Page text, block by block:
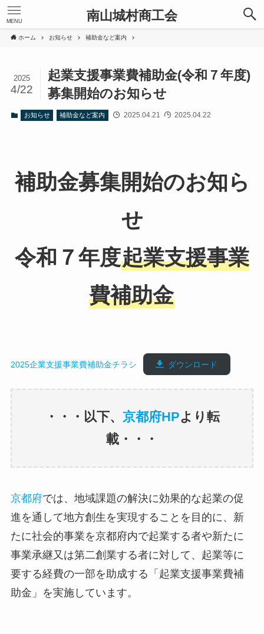
南山城村商工会
MENU
ホーム お知らせ 補助金など案内
起業支援事業費補助金(令和７年度)
募集開始のお知らせ
2025
4/22
お知らせ 補助金など案内 2025.04.21 2025.04.22
補助金募集開始のお知ら
せ
令和７年度起業支援事業
費補助金
2025企業支援事業費補助金チラシ ダウンロード
・・・以下、 京都府HPより転
載・・・
京都府では、地域課題の解決に効果的な起業の促
進を通して地方創生を実現することを目的に、新
たに社会的事業を京都府内で起業する者や新たに
事業承継又は第二創業する者に対して、起業等に
要する経費の一部を助成する「起業支援事業費補
助金」を実施しています。